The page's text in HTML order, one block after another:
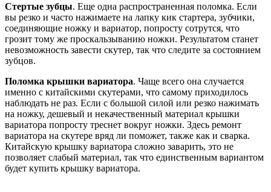
Стертые зубцы. Еще одна распространенная поломка. Если
вы резко и часто нажимаете на лапку кик стартера, зубчики,
соединяющие ножку и вариатор, попросту сотрутся, что
грозит тому же проскальзыванию ножки. Результатом станет
невозможность завести скутер, так что следите за состоянием
зубцов.
Поломка крышки вариатора. Чаще всего она случается
именно с китайскими скутерами, что самому приходилось
наблюдать не раз. Если с большой силой или резко нажимать
на ножку, дешевый и некачественный материал крышки
вариатора попросту треснет вокруг ножки. Здесь ремонт
вариатора на скутере вряд ли поможет, также как и сварка.
Китайскую крышку вариатора сложно заварить, это не
позволяет слабый материал, так что единственным вариантом
будет купить крышку вариатора.